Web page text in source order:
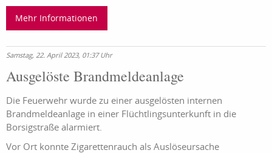
Mehr Informationen
Samstag, 22. April 2023, 01:37 Uhr
Ausgelöste Brandmeldeanlage
Die Feuerwehr wurde zu einer ausgelösten internen
Brandmeldeanlage in einer Flüchtlingsunterkunft in die
Borsigstraße alarmiert.
Vor Ort konnte Zigarettenrauch als Auslöseursache